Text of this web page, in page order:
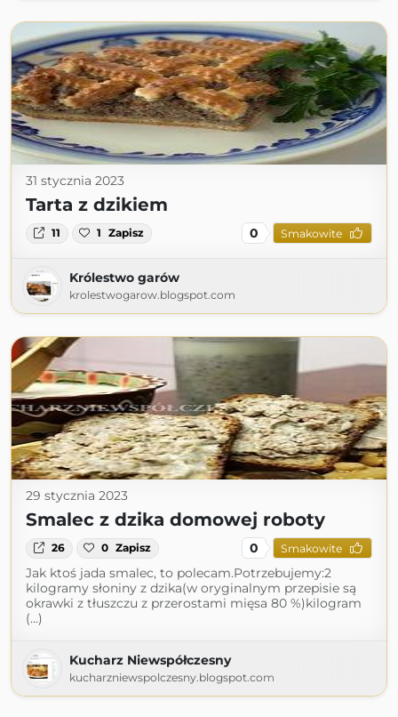
31 stycznia 2023
Tarta z dzikiem
11 1 Zapisz 0 Smakowite
Królestwo garów
krolestwogarow.blogspot.com
29 stycznia 2023
Smalec z dzika domowej roboty
26 0 Zapisz 0 Smakowite
Jak ktoś jada smalec, to polecam.Potrzebujemy:2
kilogramy słoniny z dzika(w oryginalnym przepisie są
okrawki z tłuszczu z przerostami mięsa 80 %)kilogram
(...)
Kucharz Niewspółczesny
kucharzniewspolczesny.blogspot.com